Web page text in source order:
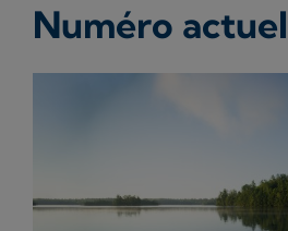
Numéro actuel